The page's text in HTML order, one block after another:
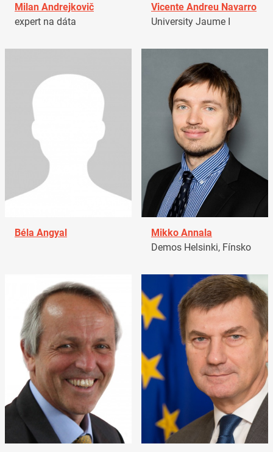
Milan Andrejkovič
expert na dáta
Vicente Andreu Navarro
University Jaume I
Béla Angyal
Mikko Annala
Demos Helsinki, Fínsko